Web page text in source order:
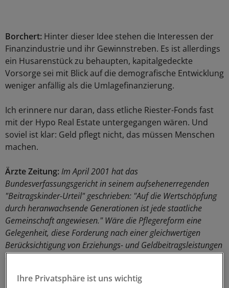
Borchert: Hinter dieser Idee stehen die Interessen der
Finanzindustrie und ihr Gewinnstreben. Es ist allerdings
ein Husarenstück zu behaupten, kapitalgedeckte
Vorsorge sei mit Blick auf die demografische Entwicklung
weniger anfällig als die Umlagefinanzierung.
Ich erinnere nur daran, dass etliche Riester-Fonds fast
mit der Hypo Real Estate untergegangen wären. Und
soviel ist klar: Geld pflegt nicht, das müssen Menschen
machen.
Ärzte Zeitung:Im April 2001 hat das
Bundesverfassungsgericht in seinem aufsehenerregenden
"Beitragskinder-Urteil" geschrieben: "Auf die Wertschöpfung
durch heranwachsende Generationen ist jede staatliche
Gemeinschaft angewiesen." Wäre die Pflegereform eine
Gelegenheit, diese Forderung nach einer gleichwertigen
Berücksichtigung von Erziehungs- und Geldbeitragsleistungen
einzulösen?
Borchert:Ja - und zwar endlich! Das
Ihre Privatsphäre ist uns wichtig